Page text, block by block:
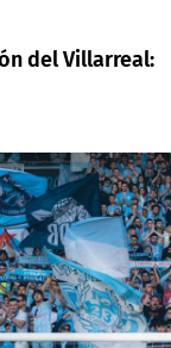
del Villarreal: